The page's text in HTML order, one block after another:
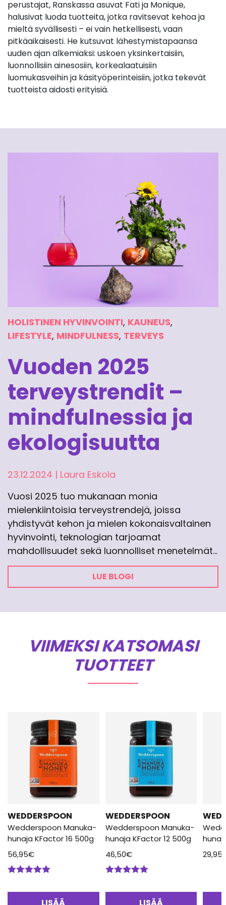
perustajat, Ranskassa asuvat Fati ja Monique,
halusivat luoda tuotteita, jotka ravitsevat kehoa ja
mieltä syvällisesti – ei vain hetkellisesti, vaan
pitkäaikaisesti. He kutsuvat lähestymistapaansa
uuden ajan alkemiaksi: uskoen yksinkertaisiin,
luonnollisiin ainesosiin, korkealaatuisiin
luomukasveihin ja käsityöperinteisiin, jotka tekevät
tuotteista aidosti erityisiä.
HOLISTINEN HYVINVOINTI, KAUNEUS,
LIFESTYLE, MINDFULNESS, TERVEYS
Vuoden 2025
terveystrendit –
mindfulnessia ja
ekologisuutta
23.12.2024 | Laura Eskola
Vuosi 2025 tuo mukanaan monia
mielenkiintoisia terveystrendejä, joissa
yhdistyvät kehon ja mielen kokonaisvaltainen
hyvinvointi, teknologian tarjoamat
mahdollisuudet sekä luonnolliset menetelmät…
LUE BLOGI
VIIMEKSI KATSOMASI
TUOTTEET
WEDDERSPOON
Wedderspoon Manuka-
hunaja KFactor 16 500g
56,95€
LISÄÄ
WEDDERSPOON
Wedderspoon Manuka-
hunaja KFactor 12 500g
46,50€
LISÄÄ
29,95